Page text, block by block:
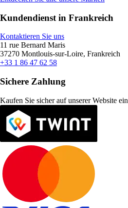
Kundendienst in Frankreich
Kontaktieren Sie uns
11 rue Bernard Maris
37270 Montlouis-sur-Loire, Frankreich
+33 1 86 47 62 58
Sichere Zahlung
Kaufen Sie sicher auf unserer Website ein